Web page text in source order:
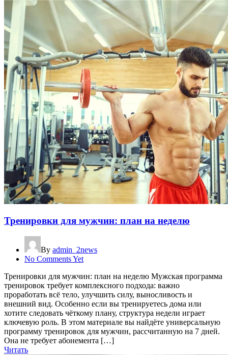
Тренировки для мужчин: план на неделю
By admin_2news
No Comments Yet
Тренировки для мужчин: план на неделю Мужская программа
тренировок требует комплексного подхода: важно
проработать всё тело, улучшить силу, выносливость и
внешний вид. Особенно если вы тренируетесь дома или
хотите следовать чёткому плану, структура недели играет
ключевую роль. В этом материале вы найдёте универсальную
программу тренировок для мужчин, рассчитанную на 7 дней.
Она не требует абонемента […]
Читать